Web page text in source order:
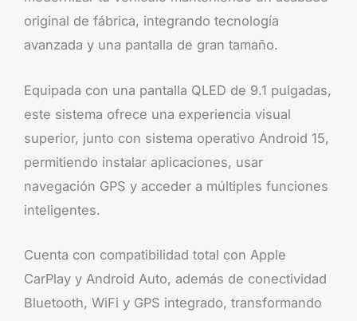
original de fábrica, integrando tecnología
avanzada y una pantalla de gran tamaño.
Equipada con una pantalla QLED de 9.1 pulgadas,
este sistema ofrece una experiencia visual
superior, junto con sistema operativo Android 15,
permitiendo instalar aplicaciones, usar
navegación GPS y acceder a múltiples funciones
inteligentes.
Cuenta con compatibilidad total con Apple
CarPlay y Android Auto, además de conectividad
Bluetooth, WiFi y GPS integrado, transformando